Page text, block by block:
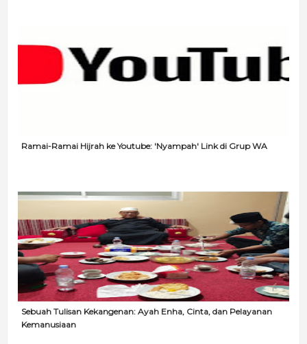
Ramai-Ramai Hijrah ke Youtube: 'Nyampah' Link di Grup WA
Sebuah Tulisan Kekangenan: Ayah Enha, Cinta, dan Pelayanan
Kemanusiaan